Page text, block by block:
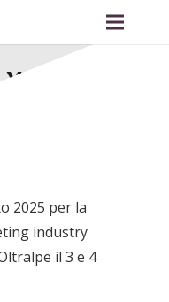
AT HAND
2025 per la
industry
il 3 e 4